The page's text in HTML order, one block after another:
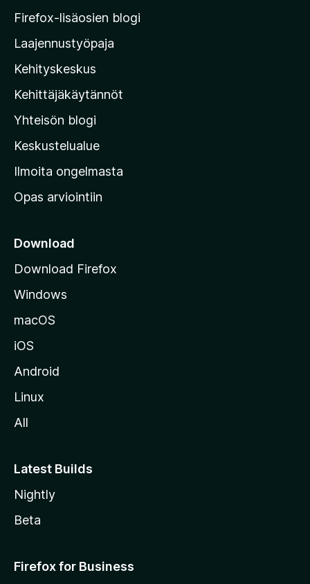
M
z
i
l
a
n
v
r
k
s
i
s
t
l
Firefox-lisäosien blogi
Laajennustyöpaja
Kehityskeskus
Kehittäjäkäytännöt
Yhteisön blogi
Keskustelualue
Ilmoita ongelmasta
Opas arviointiin
Download
Download Firefox
Windows
macOS
iOS
Android
Linux
All
Latest Builds
Nightly
Beta
Firefox for Business